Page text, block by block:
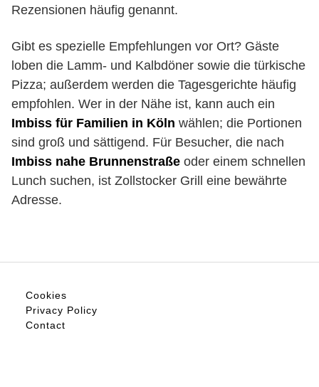
Rezensionen häufig genannt.
Gibt es spezielle Empfehlungen vor Ort? Gäste
loben die Lamm- und Kalbdöner sowie die türkische
Pizza; außerdem werden die Tagesgerichte häufig
empfohlen. Wer in der Nähe ist, kann auch ein
Imbiss für Familien in Köln wählen; die Portionen
sind groß und sättigend. Für Besucher, die nach
Imbiss nahe Brunnenstraße oder einem schnellen
Lunch suchen, ist Zollstocker Grill eine bewährte
Adresse.
Cookies
Privacy Policy
Contact